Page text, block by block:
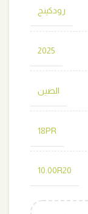
رودكينج
2025
الصين
18PR
10.00R20